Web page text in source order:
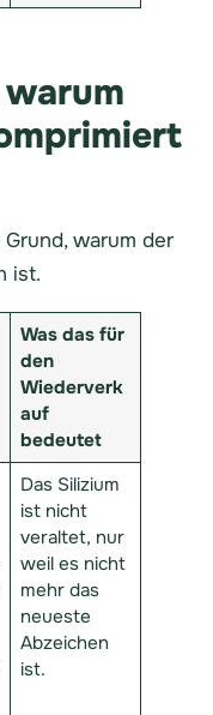
warum der
ist.
Was das für
den
Wiederverk
auf
bedeutet
Das Silizium
ist nicht
veraltet, nur
weil es nicht
mehr das
neueste
Abzeichen
ist.